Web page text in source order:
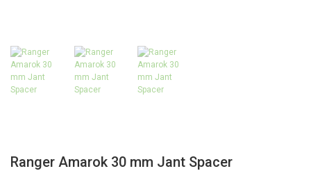
Ranger Amarok 30 mm Jant Spacer